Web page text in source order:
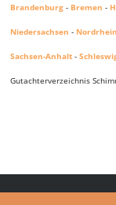
Brandenburg - Bremen -
Niedersachsen -
Sachsen-Anhalt -
Gutachterverzeichnis